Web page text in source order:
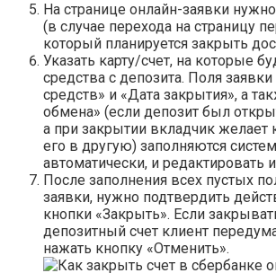
На странице онлайн-заявки
(в случае перехода на страницу
который планируется закрыть
Указать карту/счет, на которые
средства с депозита. Поля заявки
средств» и «Дата закрытия», а
обмена» (если депозит был
а при закрытии вкладчик желает
его в другую) заполняются
автоматически, и редактировать
После заполнения всех пустых
заявки, нужно подтвердить
кнопки «Закрыть». Если
депозитный счет клиент
нажать кнопку «Отменить».